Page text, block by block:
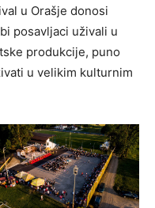
u Orašje donosi
posavljaci uživali u
produkcije, puno
u velikim kulturnim